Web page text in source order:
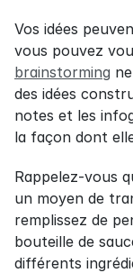
Vos idées
vous pouvez
brainstorming
des idées
notes et les
la façon dont
Rappelez-vous
un moyen de
remplissez de
bouteille de
différents